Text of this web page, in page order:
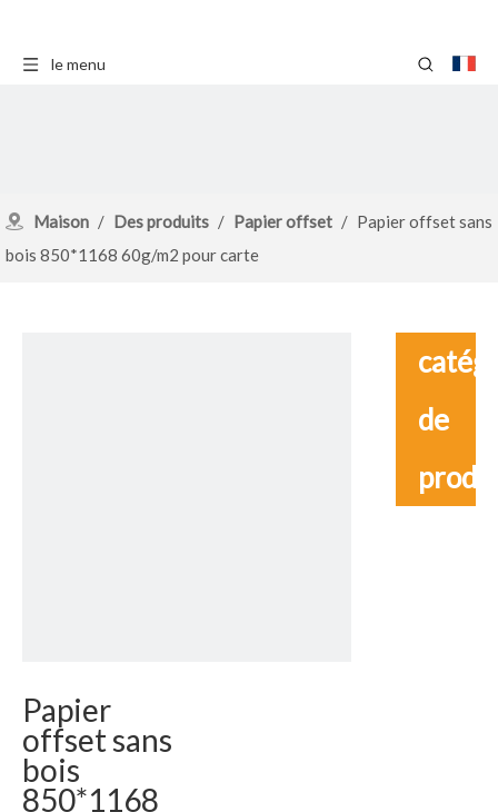
le menu
Maison / Des produits / Papier offset / Papier offset sans
bois 850*1168 60g/m2 pour carte
Papier
offset sans
bois
850*1168
de